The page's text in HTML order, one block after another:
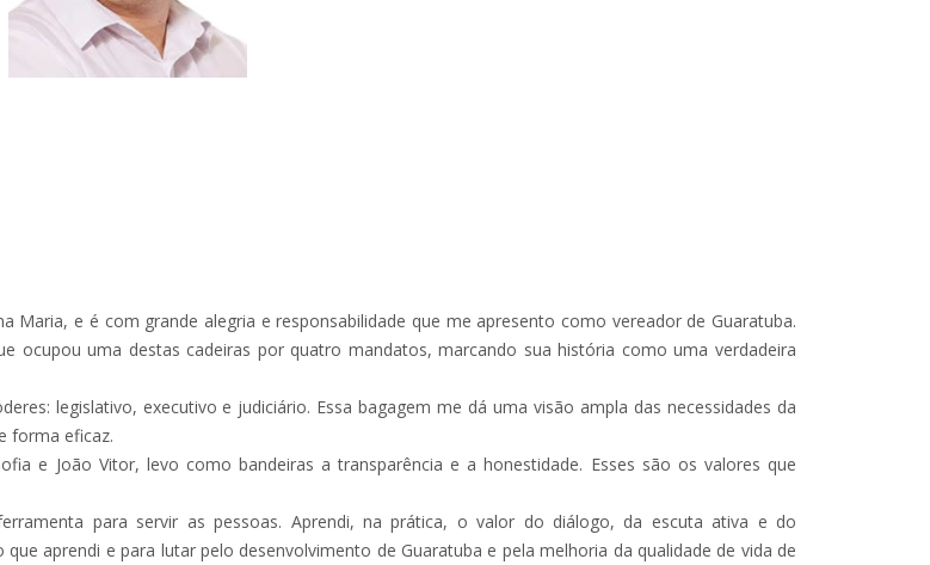
Maria, e é com grande alegria e responsabilidade que me apresento como vereador de Guaratuba.
ocupou uma destas cadeiras por quatro mandatos, marcando sua história como uma verdadeira
legislativo, executivo e judiciário. Essa bagagem me dá uma visão ampla das necessidades da
forma eficaz.
e João Vitor, levo como bandeiras a transparência e a honestidade. Esses são os valores que
para servir as pessoas. Aprendi, na prática, o valor do diálogo, da escuta ativa e do
aprendi e para lutar pelo desenvolvimento de Guaratuba e pela melhoria da qualidade de vida de